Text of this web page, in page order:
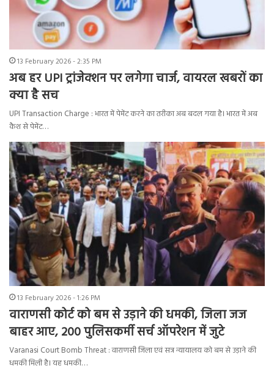
13 February 2026 - 2:35 PM
अब हर UPI ट्रांजेक्शन पर लगेगा चार्ज, वायरल खबरों का
क्या है सच
UPI Transaction Charge : भारत में पेमेंट करने का तरीका अब बदल गया है। भारत में अब
कैश से पेमेंट…
13 February 2026 - 1:26 PM
वाराणसी कोर्ट को बम से उड़ाने की धमकी, जिला जज
बाहर आए, 200 पुलिसकर्मी सर्च ऑपरेशन में जुटे
Varanasi Court Bomb Threat : वाराणसी जिला एवं सत्र न्यायालय को बम से उड़ाने की
धमकी मिली है। यह धमकी…